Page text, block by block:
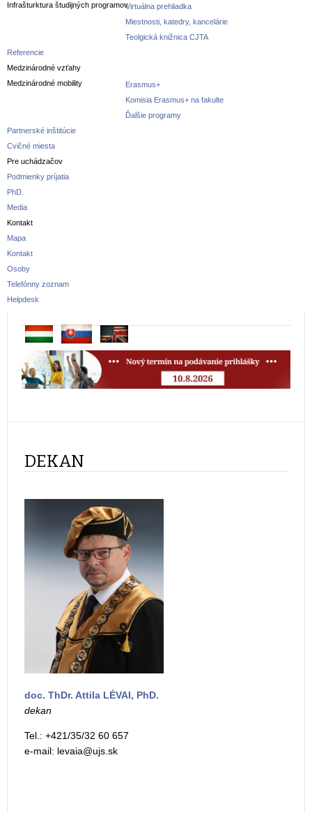
Infrašturktura študijných programovVirtuálna prehliadka
Miestnosti, katedry, kancelárie
Teolgická knižnica CJTA
Referencie
Medzinárodné vzťahy
Medzinárodné mobility
Erasmus+
Komisia Erasmus+ na fakulte
Ďalšie programy
Partnerské inštitúcie
Cvičné miesta
Pre uchádzačov
Podmienky príjatia
PhD.
Media
Kontakt
Mapa
Kontakt
Osoby
Telefónny zoznam
Helpdesk
DEKAN
doc. ThDr. Attila LÉVAI, PhD.
dekan
Tel.: +421/35/32 60 657
e-mail: